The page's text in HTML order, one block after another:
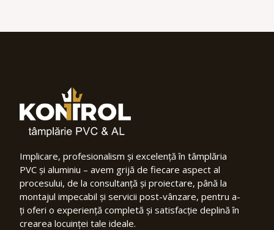
Implicare, profesionalism și excelență în tâmplăria
PVC și aluminiu – avem grijă de fiecare aspect al
procesului, de la consultanță și proiectare, până la
montajul impecabil și servicii post-vânzare, pentru a-
ți oferi o experiență completă și satisfacție deplină în
crearea locuinței tale ideale.